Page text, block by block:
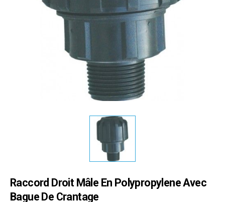
Raccord Droit Mâle En Polypropylene Avec
Bague De Crantage